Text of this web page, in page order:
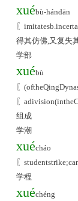
xuébù-hándān
〖
得其仿佛,又复失
学部
xuébù
〖
〖
组成
学潮
xuécháo
〖
学程
xuéchéng